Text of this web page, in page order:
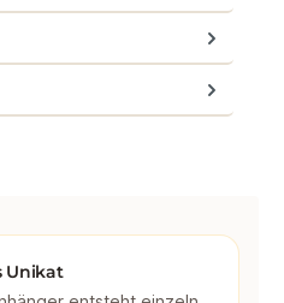
Unikat